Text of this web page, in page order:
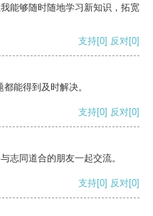
能够随时随地学习新知识，拓宽
支持[0] 反对[0]
能得到及时解决。
支持[0] 反对[0]
志同道合的朋友一起交流。
支持[0] 反对[0]